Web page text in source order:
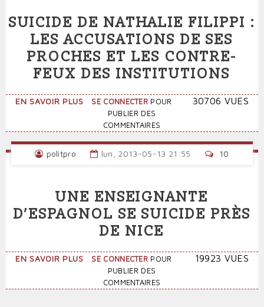
SUICIDE DE NATHALIE FILIPPI :
LES ACCUSATIONS DE SES
PROCHES ET LES CONTRE-
FEUX DES INSTITUTIONS
EN SAVOIR PLUS SUR
SUICIDE
FILIPPI
DE
SES
PROCHES
CONTRE-
INSTITUTIONS
SE CONNECTER POUR
PUBLIER DES
COMMENTAIRES
30706 VUES
politpro lun, 2013-05-13 21:55 10
UNE ENSEIGNANTE
D’ESPAGNOL SE SUICIDE PRÈS
DE NICE
EN SAVOIR PLUS SUR
ENSEIGNANTE
SE CONNECTER POUR
PUBLIER DES
COMMENTAIRES
19923 VUES